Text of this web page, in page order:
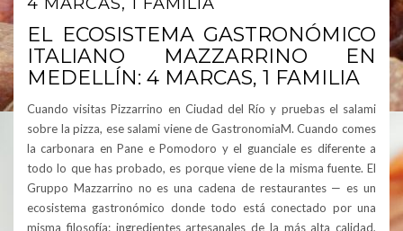
EL ECOSISTEMA GASTRONÓMICO
ITALIANO MAZZARRINO EN
MEDELLÍN: 4 MARCAS, 1 FAMILIA
Cuando visitas Pizzarrino en Ciudad del Río y pruebas el salami
sobre la pizza, ese salami viene de GastronomiaM. Cuando comes
la carbonara en Pane e Pomodoro y el guanciale es diferente a
todo lo que has probado, es porque viene de la misma fuente. El
Gruppo Mazzarrino no es una cadena de restaurantes — es un
ecosistema gastronómico donde todo está conectado por una
misma filosofía: ingredientes artesanales de la más alta calidad,